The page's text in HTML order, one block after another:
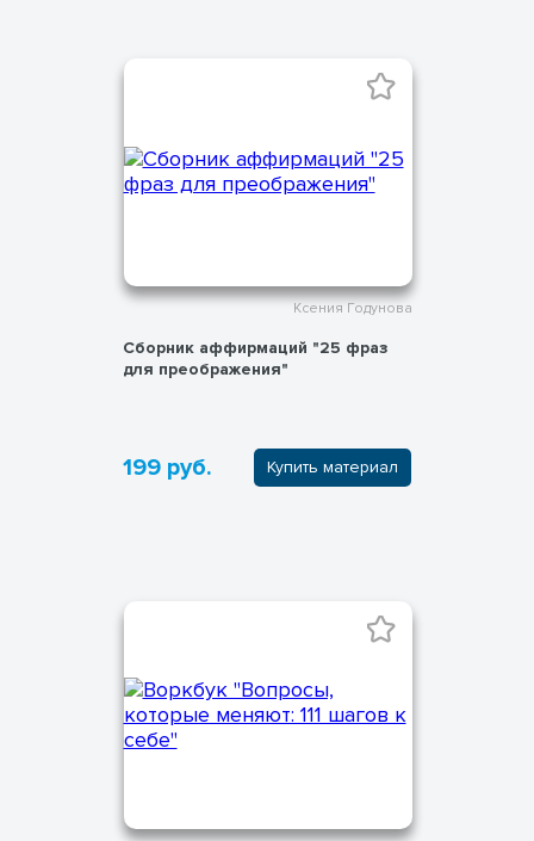
Ксения Годунова
Сборник аффирмаций "25 фраз
для преображения"
199 руб. Купить материал